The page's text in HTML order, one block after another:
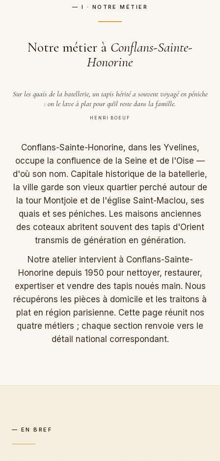
— I · NOTRE MÉTIER
Notre métier à Conflans-Sainte-
Honorine
Sur les quais de la batellerie, un tapis hérité a souvent voyagé en péniche
: on le lave à plat pour qu'il reste dans la famille.
HENRI BOEUF
Conflans-Sainte-Honorine, dans les Yvelines,
occupe la confluence de la Seine et de l'Oise —
d'où son nom. Capitale historique de la batellerie,
la ville garde son vieux quartier perché autour de
la tour Montjoie et de l'église Saint-Maclou, ses
quais et ses péniches. Les maisons anciennes
des coteaux abritent souvent des tapis d'Orient
transmis de génération en génération.
Notre atelier intervient à Conflans-Sainte-
Honorine depuis 1950 pour nettoyer, restaurer,
expertiser et vendre des tapis noués main. Nous
récupérons les pièces à domicile et les traitons à
plat en région parisienne. Cette page réunit nos
quatre métiers ; chaque section renvoie vers le
détail national correspondant.
— EN BREF